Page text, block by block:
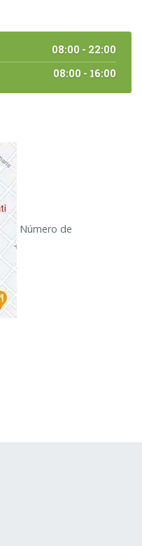
08:00 - 22:00
08:00 - 16:00
Número de